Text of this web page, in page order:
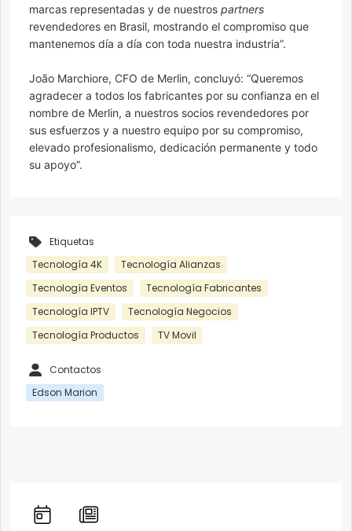
marcas representadas y de nuestros partners
revendedores en Brasil, mostrando el compromiso que
mantenemos día a día con toda nuestra industria”.
João Marchiore, CFO de Merlin, concluyó: “Queremos
agradecer a todos los fabricantes por su confianza en el
nombre de Merlin, a nuestros socios revendedores por
sus esfuerzos y a nuestro equipo por su compromiso,
elevado profesionalismo, dedicación permanente y todo
su apoyo”.
Etiquetas
Tecnología 4K
Tecnología Alianzas
Tecnología Eventos
Tecnología Fabricantes
Tecnología IPTV
Tecnología Negocios
Tecnología Productos
TV Movil
Contactos
Edson Marion